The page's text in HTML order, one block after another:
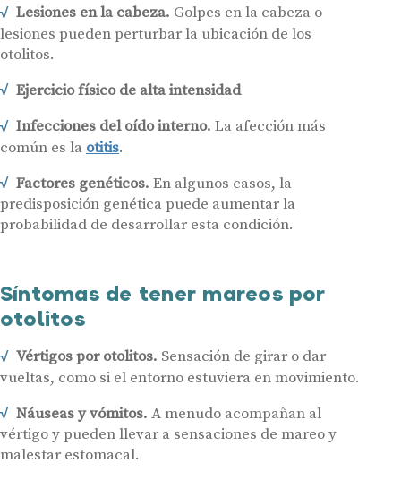
Lesiones en la cabeza. Golpes en la cabeza o
lesiones pueden perturbar la ubicación de los
otolitos.
Ejercicio físico de alta intensidad
Infecciones del oído interno. La afección más
común es la otitis.
Factores genéticos. En algunos casos, la
predisposición genética puede aumentar la
probabilidad de desarrollar esta condición.
Síntomas de tener mareos por
otolitos
Vértigos por otolitos. Sensación de girar o dar
vueltas, como si el entorno estuviera en movimiento.
Náuseas y vómitos. A menudo acompañan al
vértigo y pueden llevar a sensaciones de mareo y
malestar estomacal.